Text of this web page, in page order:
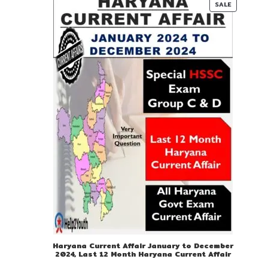
SALE
Haryana Current Affair January to December
2024, Last 12 Month Haryana Current Affair